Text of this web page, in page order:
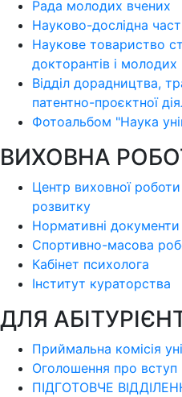
Рада молодих вчених
Науково-дослідна
Наукове товариство
докторантів і молодих
Відділ дорадництва,
патентно-проєктної
Фотоальбом "Наука
ВИХОВНА
Центр виховної
розвитку
Нормативні
Спортивно-масова
Кабінет психолога
Інститут кураторства
ДЛЯ
Приймальна комісія
Оголошення про вступ
ПІДГОТОВЧЕ